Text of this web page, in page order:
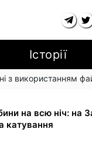
Історії
з використанням
обшуки у
на всю ніч: на
катування